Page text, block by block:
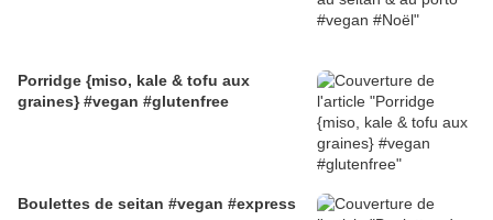
Porridge {miso, kale & tofu aux
graines} #vegan #glutenfree
Boulettes de seitan #vegan #express